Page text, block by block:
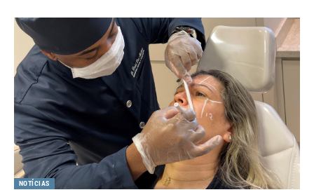
NOTÍCIAS